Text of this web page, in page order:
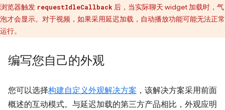
浏览器触发 requestIdleCallback 后，当实际聊天 widget 加载时，气
泡才会显示。对于视频，如果采用延迟加载，自动播放功能可能无法正常
运行。
编写您自己的外观
您可以选择构建自定义外观解决方案 ，该解决方案采用前面
概述的互动模式。与延迟加载的第三方产品相比，外观应明